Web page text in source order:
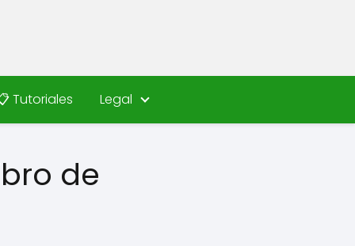
Tutoriales Legal
de